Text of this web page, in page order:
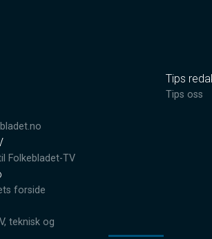
Folkebladet-TV
forside
teknisk og
Tips
Tips oss